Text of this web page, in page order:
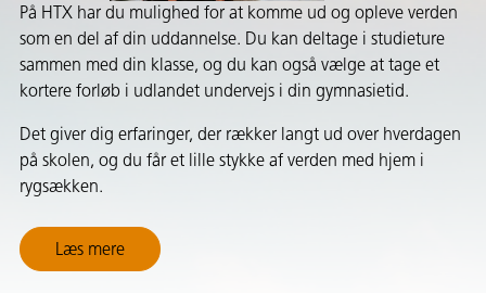
På HTX har du mulighed for at komme ud og opleve verden
som en del af din uddannelse. Du kan deltage i studieture
sammen med din klasse, og du kan også vælge at tage et
kortere forløb i udlandet undervejs i din gymnasietid.
Det giver dig erfaringer, der rækker langt ud over hverdagen
på skolen, og du får et lille stykke af verden med hjem i
rygsækken.
Læs mere